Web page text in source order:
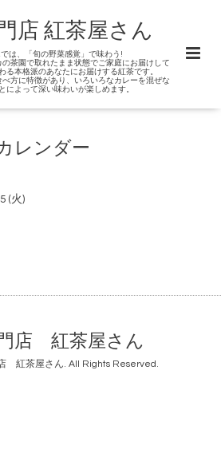
店 紅茶屋さん
は、「旬の野菜感覚」で味わう!
茶園で取れたまま状態でご家庭にお届けして
る本格派のあなたにお届けする紅茶です。
方に特徴があり、いろいろなカレーを混ぜな
によって深い味わいが楽しめます。
レンダー
(火)
店 紅茶屋さん
紅茶屋さん. All Rights Reserved.